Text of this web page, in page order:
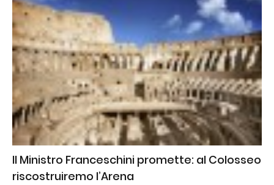
Il Ministro Franceschini promette: al Colosseo
riscostruiremo l’Arena